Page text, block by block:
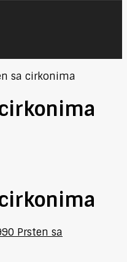
sa cirkonima
Prsten sa